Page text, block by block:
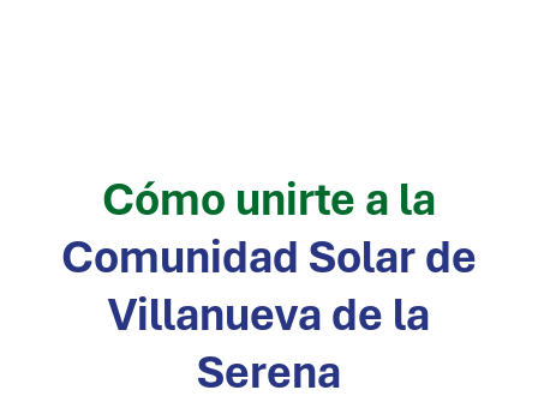
Cómo unirte a la
Comunidad Solar de
Villanueva de la
Serena